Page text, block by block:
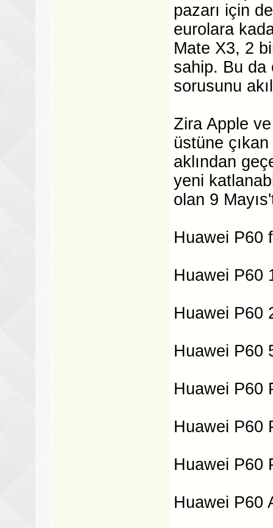
pazarı için
eurolara
Mate X3, 2
sahip. Bu da
sorusunu
Zira Apple
üstüne
aklından
yeni
olan 9
Huawei P60
Huawei P60
Huawei P60
Huawei P60
Huawei P60
Huawei P60
Huawei P60
Huawei P60